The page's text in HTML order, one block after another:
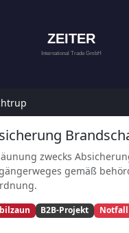
zwecks
gemäß
B2B-Projekt Notfall